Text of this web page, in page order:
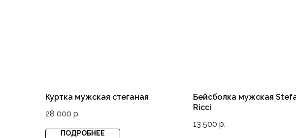
Куртка мужская стеганая
28 000 р.
ПОДРОБНЕЕ
Бейсболка мужская
Ricci
13 500 р.